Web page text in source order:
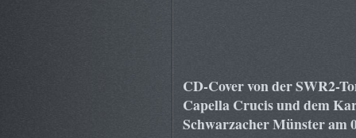
CD-Cover von der SWR2-
Capella Crucis und dem
Schwarzacher Münster am